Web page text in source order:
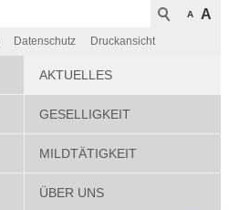
A A
Datenschutz Druckansicht
AKTUELLES
GESELLIGKEIT
MILDTÄTIGKEIT
ÜBER UNS